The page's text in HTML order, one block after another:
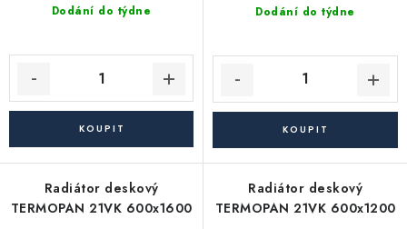
Dodání do týdne Dodání do týdne
Radiátor deskový
TERMOPAN 21VK 600x1600
Radiátor deskový
TERMOPAN 21VK 600x1200